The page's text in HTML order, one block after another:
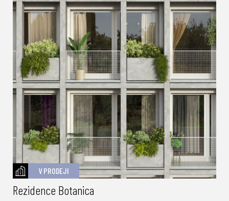
V PRODEJI
Rezidence Botanica